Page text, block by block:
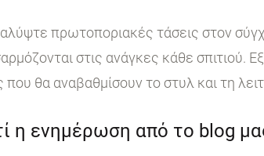
πρωτοποριακές τάσεις στον
στις ανάγκες κάθε σπιτιού.
που θα αναβαθμίσουν το στυλ και τη
η ενημέρωση από το blog